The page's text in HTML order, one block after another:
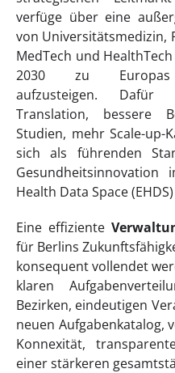
verfüge über eine
von Universitätsmedizin,
MedTech und
2030 zu Europas
aufzusteigen. Dafür
Translation, bessere
Studien, mehr Scale-up-
sich als führenden
Gesundheitsinnovation
Health Data Space
Eine effiziente
für Berlins
konsequent vollendet
klaren
Bezirken, eindeutigen
neuen Aufgabenkatalog,
Konnexität,
einer stärkeren